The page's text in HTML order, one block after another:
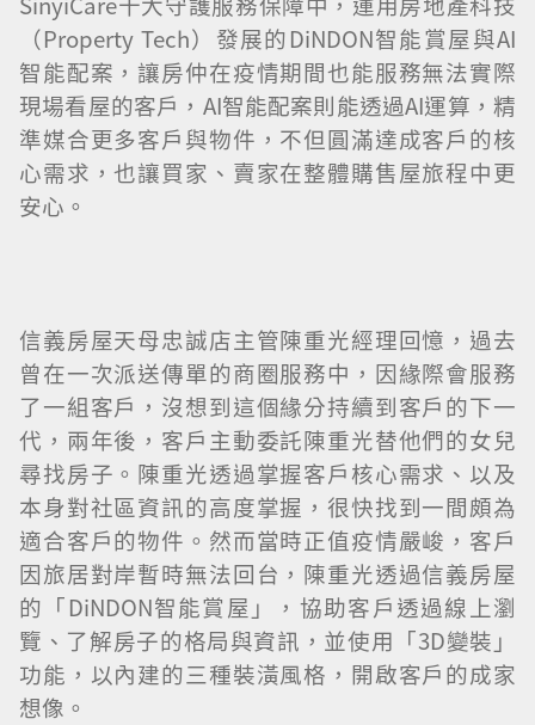
（Property Tech）發展的DiNDON智能賞屋與AI
智能配案，讓房仲在疫情期間也能服務無法實際
現場看屋的客戶，AI智能配案則能透過AI運算，精
準媒合更多客戶與物件，不但圓滿達成客戶的核
心需求，也讓買家、賣家在整體購售屋旅程中更
安心。
信義房屋天母忠誠店主管陳重光經理回憶，過去
曾在一次派送傳單的商圈服務中，因緣際會服務
了一組客戶，沒想到這個緣分持續到客戶的下一
代，兩年後，客戶主動委託陳重光替他們的女兒
尋找房子。陳重光透過掌握客戶核心需求、以及
本身對社區資訊的高度掌握，很快找到一間頗為
適合客戶的物件。然而當時正值疫情嚴峻，客戶
因旅居對岸暫時無法回台，陳重光透過信義房屋
的「DiNDON智能賞屋」，協助客戶透過線上瀏
覽、了解房子的格局與資訊，並使用「3D變裝」
功能，以內建的三種裝潢風格，開啟客戶的成家
想像。